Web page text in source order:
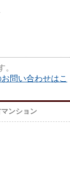
問い合わせはこ
ンション